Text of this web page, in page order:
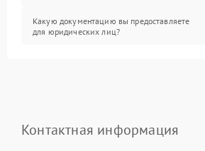
Какую документацию вы предоставляете
для юридических лиц?
Контактная информация